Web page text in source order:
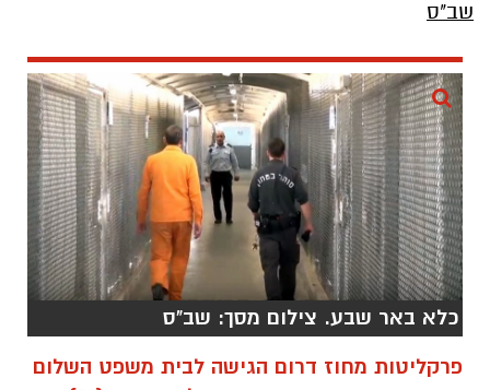
כלא באר שבע. צילום מסך: שב"ס
פרקליטות מחוז דרום הגישה לבית משפט השלום
בבאר שבע כתב אישום נגד שלמה ביטון (33)
מקריית גת, טל אלדום (47) מאשקלון, מאיר יוספי
בן הרוש (48) אופקים ומאיר כפיר (43) מנתיבות,